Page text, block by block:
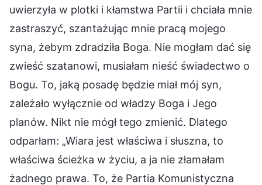
uwierzyła w plotki i kłamstwa Partii i chciała mnie
zastraszyć, szantażując mnie pracą mojego
syna, żebym zdradziła Boga. Nie mogłam dać się
zwieść szatanowi, musiałam nieść świadectwo o
Bogu. To, jaką posadę będzie miał mój syn,
zależało wyłącznie od władzy Boga i Jego
planów. Nikt nie mógł tego zmienić. Dlatego
odparłam: „Wiara jest właściwa i słuszna, to
właściwa ścieżka w życiu, a ja nie złamałam
żadnego prawa. To, że Partia Komunistyczna